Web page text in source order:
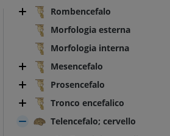
Rombencefalo
Morfologia esterna
Morfologia interna
Mesencefalo
Prosencefalo
Tronco encefalico
Telencefalo; cervello
RMN dell’arto inferiore
RM
Radiografia dell’arto
inferiore
Radiografie
GRATUITO